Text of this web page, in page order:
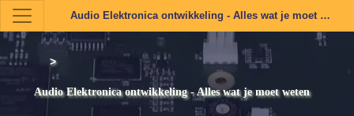
Audio Elektronica ontwikkeling - Alles wat je moet …
>
Audio Elektronica ontwikkeling - Alles wat je moet weten